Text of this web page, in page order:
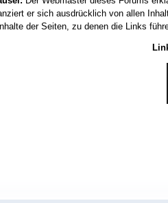
er sich ausdrücklich von allen
der Seiten, zu denen die Links